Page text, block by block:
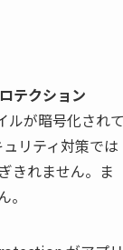
テクション
ルが暗号化され
リティ対策では
きれません。ま